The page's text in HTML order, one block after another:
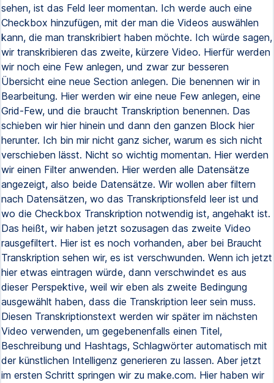
sehen, ist das Feld leer momentan. Ich werde auch eine
Checkbox hinzufügen, mit der man die Videos auswählen
kann, die man transkribiert haben möchte. Ich würde sagen,
wir transkribieren das zweite, kürzere Video. Hierfür werden
wir noch eine Few anlegen, und zwar zur besseren
Übersicht eine neue Section anlegen. Die benennen wir in
Bearbeitung. Hier werden wir eine neue Few anlegen, eine
Grid-Few, und die braucht Transkription benennen. Das
schieben wir hier hinein und dann den ganzen Block hier
herunter. Ich bin mir nicht ganz sicher, warum es sich nicht
verschieben lässt. Nicht so wichtig momentan. Hier werden
wir einen Filter anwenden. Hier werden alle Datensätze
angezeigt, also beide Datensätze. Wir wollen aber filtern
nach Datensätzen, wo das Transkriptionsfeld leer ist und
wo die Checkbox Transkription notwendig ist, angehakt ist.
Das heißt, wir haben jetzt sozusagen das zweite Video
rausgefiltert. Hier ist es noch vorhanden, aber bei Braucht
Transkription sehen wir, es ist verschwunden. Wenn ich jetzt
hier etwas eintragen würde, dann verschwindet es aus
dieser Perspektive, weil wir eben als zweite Bedingung
ausgewählt haben, dass die Transkription leer sein muss.
Diesen Transkriptionstext werden wir später im nächsten
Video verwenden, um gegebenenfalls einen Titel,
Beschreibung und Hashtags, Schlagwörter automatisch mit
der künstlichen Intelligenz generieren zu lassen. Aber jetzt
im ersten Schritt springen wir zu make.com. Hier haben wir